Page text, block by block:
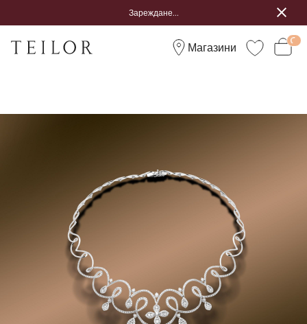
Зареждане...
Магазини